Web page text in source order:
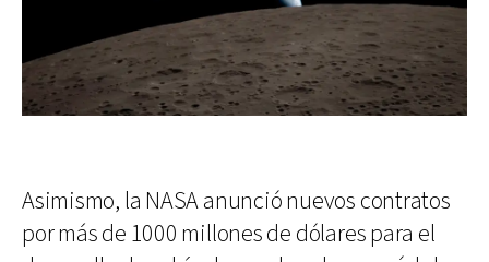
Asimismo, la NASA anunció nuevos contratos
por más de 1000 millones de dólares para el